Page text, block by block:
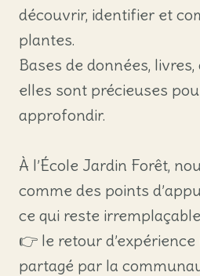
découvrir, identifier et
plantes.
Bases de données,
elles sont précieuses
approfondir.
À l’École Jardin Forêt,
comme des points
ce qui reste
👉 le retour
partagé par la